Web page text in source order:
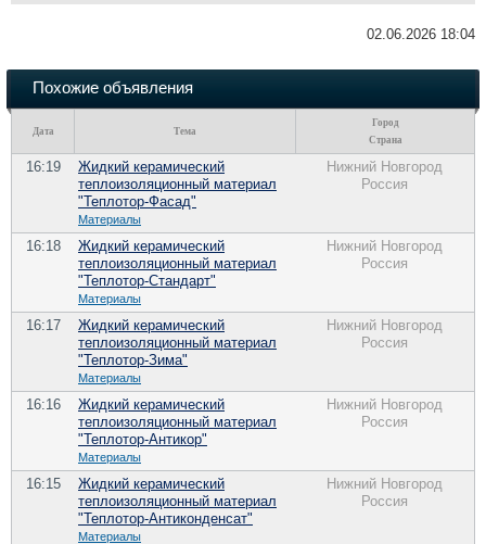
02.06.2026 18:04
Похожие объявления
Дата Тема
Город
Страна
16:19
Жидкий керамический
теплоизоляционный материал
"Теплотор-Фасад"
Материалы
Нижний Новгород
Россия
16:18
Жидкий керамический
теплоизоляционный материал
"Теплотор-Стандарт"
Материалы
Нижний Новгород
Россия
16:17
Жидкий керамический
теплоизоляционный материал
"Теплотор-Зима"
Материалы
Нижний Новгород
Россия
16:16
Жидкий керамический
теплоизоляционный материал
"Теплотор-Антикор"
Материалы
Нижний Новгород
Россия
16:15
Жидкий керамический
теплоизоляционный материал
"Теплотор-Антиконденсат"
Материалы
Нижний Новгород
Россия